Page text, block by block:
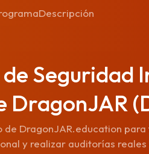
Descripción
Seguridad
DragonJAR
de DragonJAR.education
y realizar auditorías